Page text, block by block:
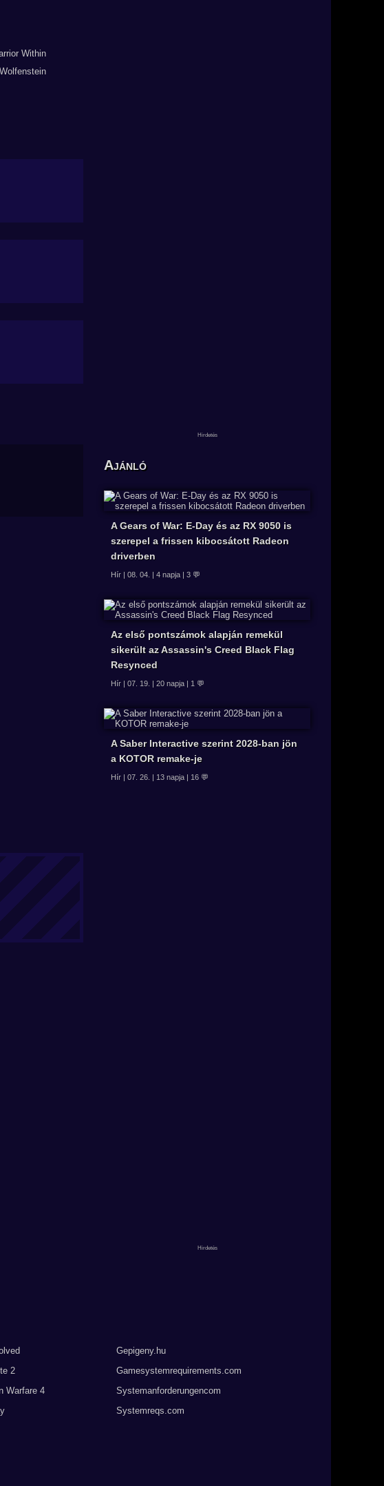
Ajánló
A Gears of War: E-Day és az RX 9050 is
szerepel a frissen kibocsátott Radeon
driverben
Hír | 08. 04. | 4 napja | 3 💬
Az első pontszámok alapján remekül
sikerült az Assassin's Creed Black Flag
Resynced
Hír | 07. 19. | 20 napja | 1 💬
A Saber Interactive szerint 2028-ban jön
a KOTOR remake-je
Hír | 07. 26. | 13 napja | 16 💬
2
Warfare 4
Gepigeny.hu
Gamesystemrequirements.com
Systemanforderungencom
Systemreqs.com